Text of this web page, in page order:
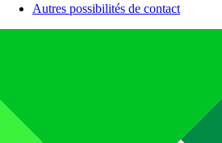
Autres possibilités de contact